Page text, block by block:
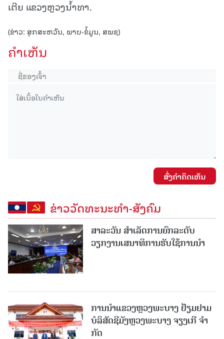
ເຕີຍ ແຂວງຫຼວງນໍ້າທາ.
(ຂ່າວ: ສຸກສະຫວັນ, ພາບ-ຂໍ້ມູນ, ສພຊ)
ຄໍາເຫັນ
ສົ່ງຄໍາຄິດເຫັນ
ຂ່າວວັດທະນະທຳ-ສັງຄົມ
ສາລະວັນ ສໍາເລັດການຍົກລະດັບ
ວຽກງານເສນາທິການຮັບໃຊ້ການນໍາ
ການນຳແຂວງຫຼວງພະບາງ ຢ້ຽມ​ຢາມ
ບໍ​ລິ​ສັດຊີມັງຫຼວງພະບາງ ຈຽງເກີ ຈໍາ
ກັດ